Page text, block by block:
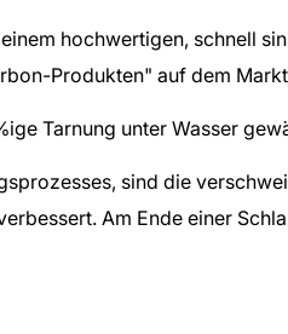
hochwertigen, schnell
Produkten" auf dem
Tarnung unter Wasser
sind die
Am Ende einer